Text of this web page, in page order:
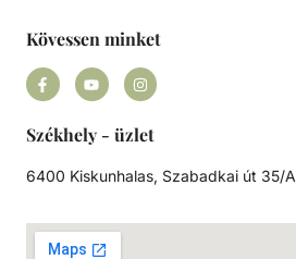
Kövessen minket
Székhely - üzlet
6400 Kiskunhalas, Szabadkai út 35/A